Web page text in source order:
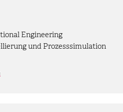
Engineering
und Prozesssimulation